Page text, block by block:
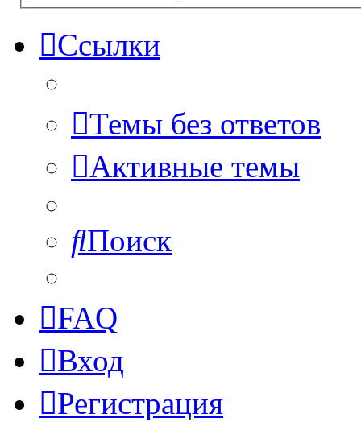
Ссылки
Темы без ответов
Активные темы
Поиск
FAQ
Вход
Регистрация